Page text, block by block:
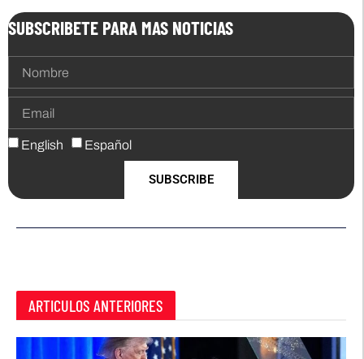
SUBSCRIBETE PARA MAS NOTICIAS
English Español
SUBSCRIBE
ARTICULOS ANTERIORES